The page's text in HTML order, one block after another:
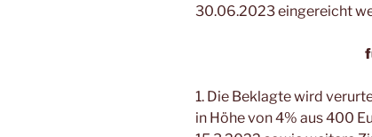
30.06.2023 eingereicht
1. Die Beklagte wird
in Höhe von 4% aus 400